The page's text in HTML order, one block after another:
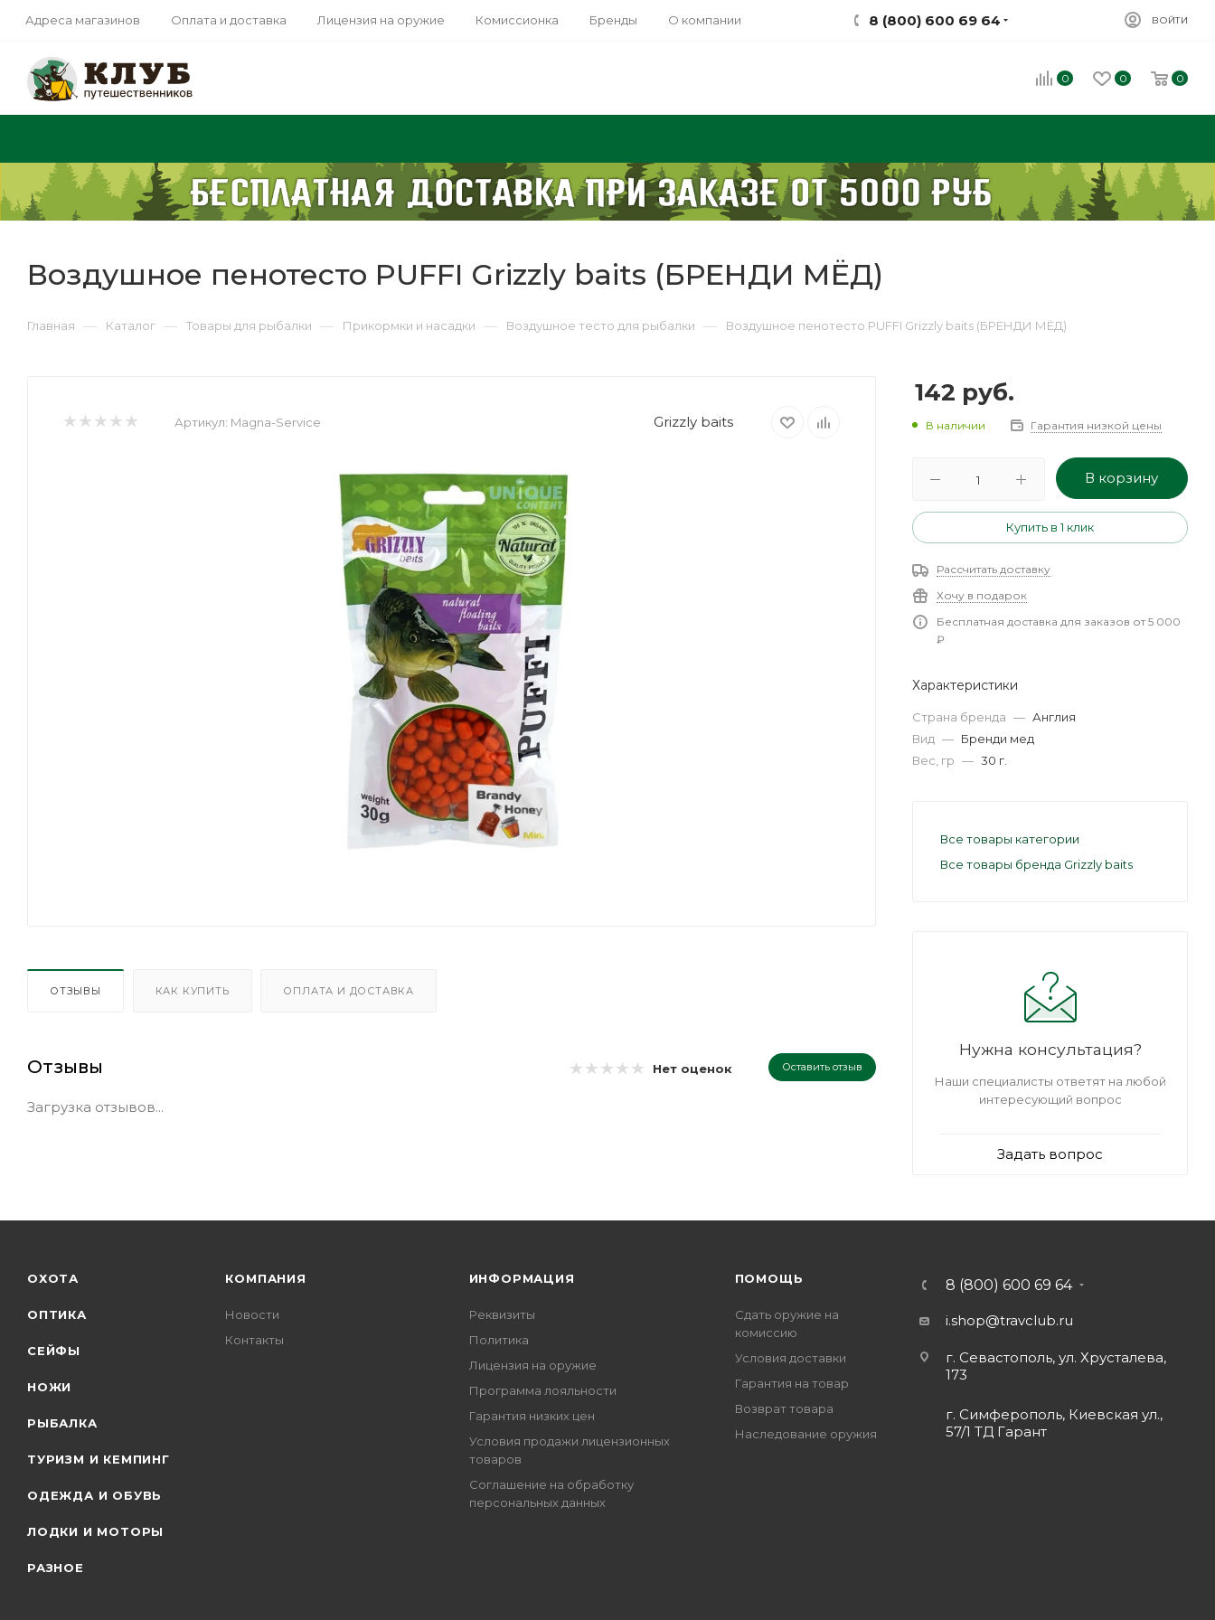
Адреса магазинов Оплата и доставка Лицензия на оружие Комиссионка Бренды О компании 8 (800) 600 69 64 ВОЙТИ
0 0 0
Воздушное пенотесто PUFFI Grizzly baits (БРЕНДИ МЁД)
Главная — Каталог — Товары для рыбалки — Прикормки и насадки — Воздушное тесто для рыбалки — Воздушное пенотесто PUFFI Grizzly baits (БРЕНДИ МЁД)
Артикул: Magna-Service Grizzly baits
ОТЗЫВЫ КАК КУПИТЬ ОПЛАТА И ДОСТАВКА
Отзывы Нет оценок Оставить отзыв
Загрузка отзывов...
142 руб.
В наличии Гарантия низкой цены
В корзину
Купить в 1 клик
Рассчитать доставку
Хочу в подарок
Бесплатная доставка для заказов от 5 000
₽
Характеристики
Страна бренда — Англия
Вид — Бренди мед
Вес, гр — 30 г.
Все товары категории
Все товары бренда Grizzly baits
Нужна консультация?
Наши специалисты ответят на любой
интересующий вопрос
Задать вопрос
ОХОТА
ОПТИКА
СЕЙФЫ
НОЖИ
РЫБАЛКА
ТУРИЗМ И КЕМПИНГ
ОДЕЖДА И ОБУВЬ
ЛОДКИ И МОТОРЫ
РАЗНОЕ
КОМПАНИЯ
Новости
Контакты
ИНФОРМАЦИЯ
Реквизиты
Политика
Лицензия на оружие
Программа лояльности
Гарантия низких цен
Условия продажи лицензионных
товаров
Соглашение на обработку
персональных данных
ПОМОЩЬ
Сдать оружие на
комиссию
Условия доставки
Гарантия на товар
Возврат товара
Наследование оружия
8 (800) 600 69 64
i.shop@travclub.ru
г. Севастополь, ул. Хрусталева,
173
г. Симферополь, Киевская ул.,
57/1 ТД Гарант